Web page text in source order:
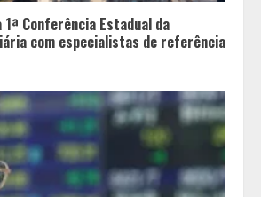
1ª Conferência Estadual da
com especialistas de referência